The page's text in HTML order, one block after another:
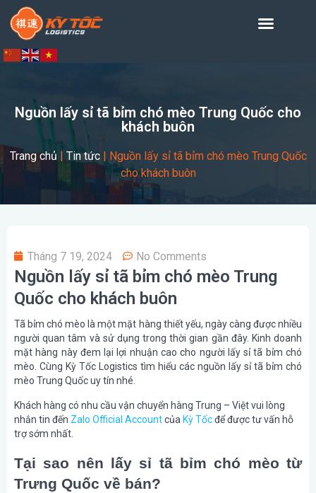
Nguồn lấy sỉ tã bỉm chó mèo Trung Quốc cho
khách buôn
Trang chủ | Tin tức| Nguồn lấy sỉ tã bỉm chó mèo Trung Quốc
cho khách buôn
Tháng 7 19, 2024 No Comments
Nguồn lấy sỉ tã bỉm chó mèo Trung
Quốc cho khách buôn
Tã bỉm chó mèo là một mặt hàng thiết yếu, ngày càng được nhiều
người quan tâm và sử dụng trong thời gian gần đây. Kinh doanh
mặt hàng này đem lại lợi nhuận cao cho người lấy sỉ tã bỉm chó
mèo. Cùng Kỳ Tốc Logistics tìm hiểu các nguồn lấy sỉ tã bỉm chó
mèo Trung Quốc uy tín nhé.
Khách hàng có nhu cầu vận chuyển hàng Trung – Việt vui lòng
nhắn tin đến Zalo Official Accountcủa Kỳ Tốcđể được tư vấn hỗ
trợ sớm nhất.
Tại sao nên lấy sỉ tã bỉm chó mèo từ
Trưng Quốc về bán?